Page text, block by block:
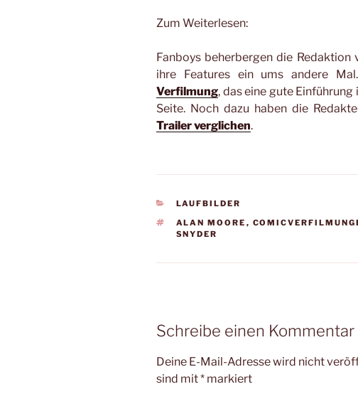
Zum Weiterlesen:
Fanboys beherbergen die Redaktion
ihre Features ein ums andere
Verfilmung, das eine gute
Seite. Noch dazu haben die
Trailer verglichen.
KATEGORIEN
LAUFBILDER
SCHLAGWÖRTER
ALAN MOORE ,
SNYDER
Schreibe einen Kommentar
Deine E-Mail-Adresse wird nicht
sind mit* markiert